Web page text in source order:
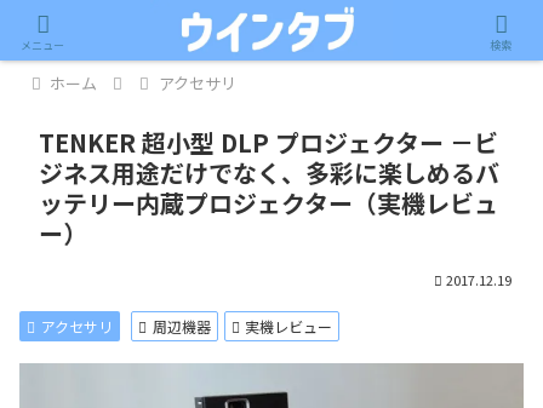
記事内に広告が含まれています。
ホーム アクセサリ
TENKER 超小型 DLP プロジェクター －ビ
ジネス用途だけでなく、多彩に楽しめるバ
ッテリー内蔵プロジェクター（実機レビュ
ー）
2017.12.19
アクセサリ 周辺機器 実機レビュー
メニュー 検索